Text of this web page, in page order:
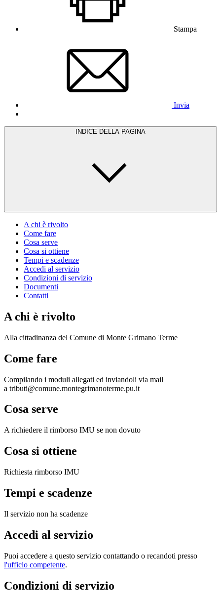
Stampa
Invia
INDICE DELLA PAGINA
A chi è rivolto
Come fare
Cosa serve
Cosa si ottiene
Tempi e scadenze
Accedi al servizio
Condizioni di servizio
Documenti
Contatti
A chi è rivolto
Alla cittadinanza del Comune di Monte Grimano Terme
Come fare
Compilando i moduli allegati ed inviandoli via mail
a tributi@comune.montegrimanoterme.pu.it
Cosa serve
A richiedere il rimborso IMU se non dovuto
Cosa si ottiene
Richiesta rimborso IMU
Tempi e scadenze
Il servizio non ha scadenze
Accedi al servizio
Puoi accedere a questo servizio contattando o recandoti presso
l'ufficio competente.
Condizioni di servizio